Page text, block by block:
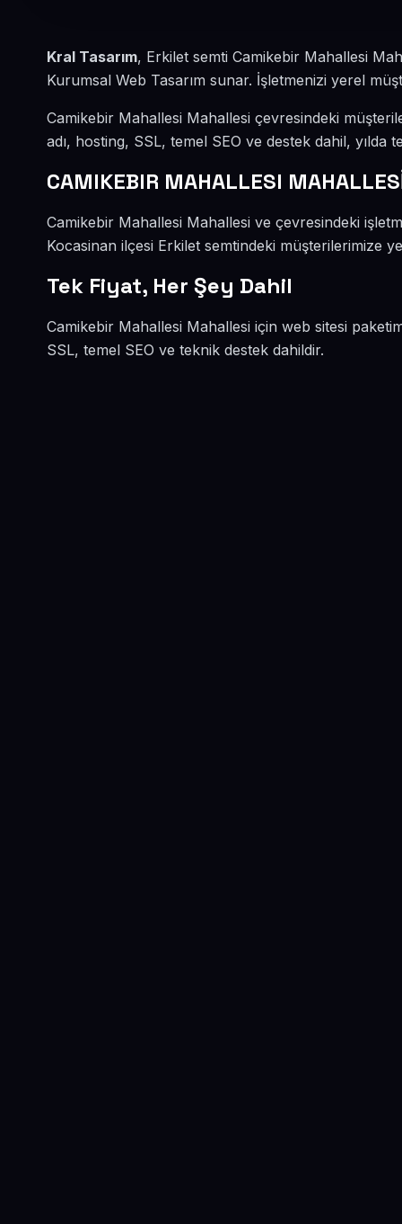
Kral Tasarım, Erkilet semti Camikebir Mahallesi
Kurumsal Web Tasarım sunar. İşletmenizi yerel
Camikebir Mahallesi Mahallesi çevresindeki
adı, hosting, SSL, temel SEO ve destek dahil, yılda
CAMIKEBIR MAHALLESI
Camikebir Mahallesi Mahallesi ve çevresindeki
Kocasinan ilçesi Erkilet semtindeki müşterilerimize
Tek Fiyat, Her Şey Dahil
Camikebir Mahallesi Mahallesi için web sitesi
SSL, temel SEO ve teknik destek dahildir.